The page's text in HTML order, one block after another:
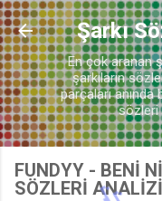
Şarkı
En çok aranan
şarkıların
parçaları anında
sözleri
FUNDYY - BENİ
SÖZLERİ